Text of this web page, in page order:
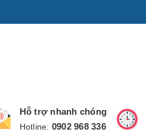
Hỗ trợ nhanh chóng
Hotline: 0902 968 336